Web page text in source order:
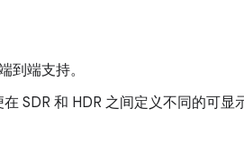
到端支持。
在 SDR 和 HDR 之间定义不同的可显